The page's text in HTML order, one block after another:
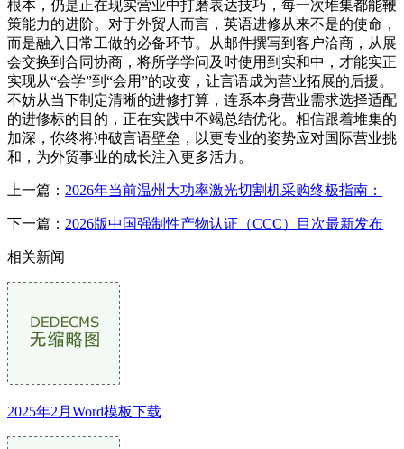
根本，仍是正在现实营业中打磨表达技巧，每一次堆集都能鞭
策能力的进阶。对于外贸人而言，英语进修从来不是的使命，
而是融入日常工做的必备环节。从邮件撰写到客户洽商，从展
会交换到合同协商，将所学学问及时使用到实和中，才能实正
实现从“会学”到“会用”的改变，让言语成为营业拓展的后援。
不妨从当下制定清晰的进修打算，连系本身营业需求选择适配
的进修标的目的，正在实践中不竭总结优化。相信跟着堆集的
加深，你终将冲破言语壁垒，以更专业的姿势应对国际营业挑
和，为外贸事业的成长注入更多活力。
上一篇： 2026年当前温州大功率激光切割机采购终极指南：
下一篇： 2026版中国强制性产物认证（CCC）目次最新发布
相关新闻
2025年2月Word模板下载